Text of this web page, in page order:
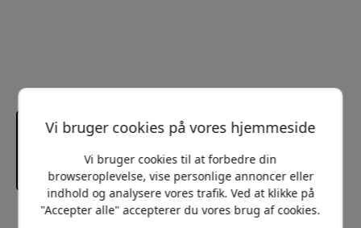
Anbefalet pris
Vi bruger cookies på vores hjemmeside
Vi bruger cookies til at forbedre din
browseroplevelse, vise personlige annoncer eller
indhold og analysere vores trafik. Ved at klikke på
"Accepter alle" accepterer du vores brug af cookies.